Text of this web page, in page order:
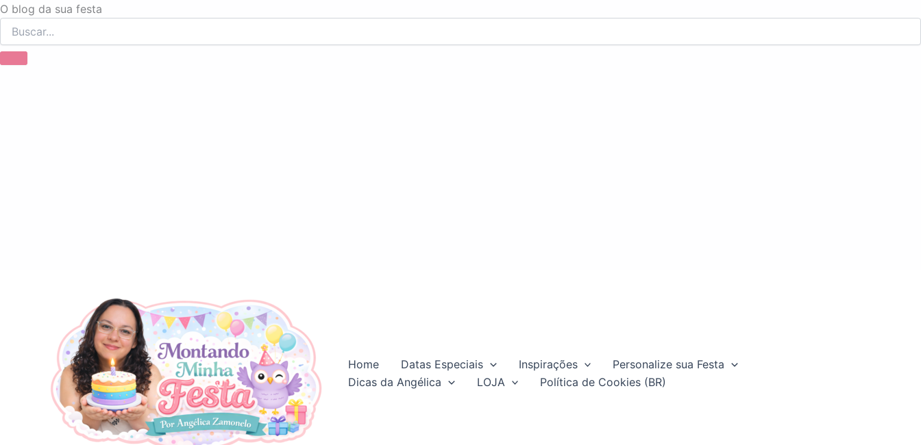
O blog da sua festa
Ir
para
o
conteúdo
Home Datas Especiais Inspirações
Personalize sua Festa
Dicas da Angélica
LOJA Política de Cookies (BR)